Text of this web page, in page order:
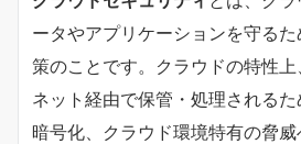
ータやアプリケーションを守る
策のことです。クラウドの特性
ネット経由で保管・処理される
暗号化、クラウド環境特有の脅